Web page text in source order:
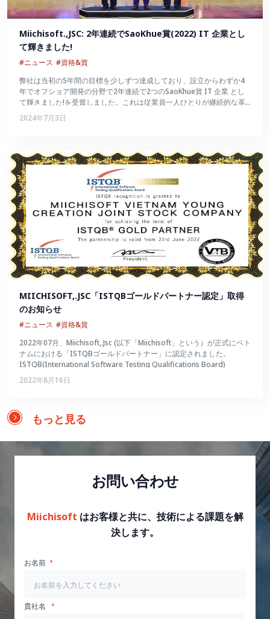
Miichisoft.,JSC: 2年連続でSaoKhue賞(2022) IT 企業とし
て輝きました!
#ニュース #資格&賞
弊社は当初の5年間の目標を少しずつ達成しており、設立からわずか4
年でオフショア開発の分野で2年連続で2つのSaoKhue賞 IT 企業 とし
て輝きました!を受賞しました。これは従業員一人ひとりが継続的な革
新を続け、数々の試練を切り抜けて大きく成長したことの証でもあるで
しょう。
2024年7月3日
MIICHISOFT,.JSC「ISTQBゴールドパートナー認定」取得
のお知らせ
#ニュース #資格&賞
2022年07月、Miichisoft,.Jsc (以下「Miichisoft」という）が正式にベト
ナムにおける「ISTQBゴールドパートナー」に認定されました。
ISTQB(International Software Testing Qualifications Board)
2022年8月16日
もっと見る
お問い合わせ
Miichisoft はお客様と共に、技術による課題を解
決します。
お名前
貴社名